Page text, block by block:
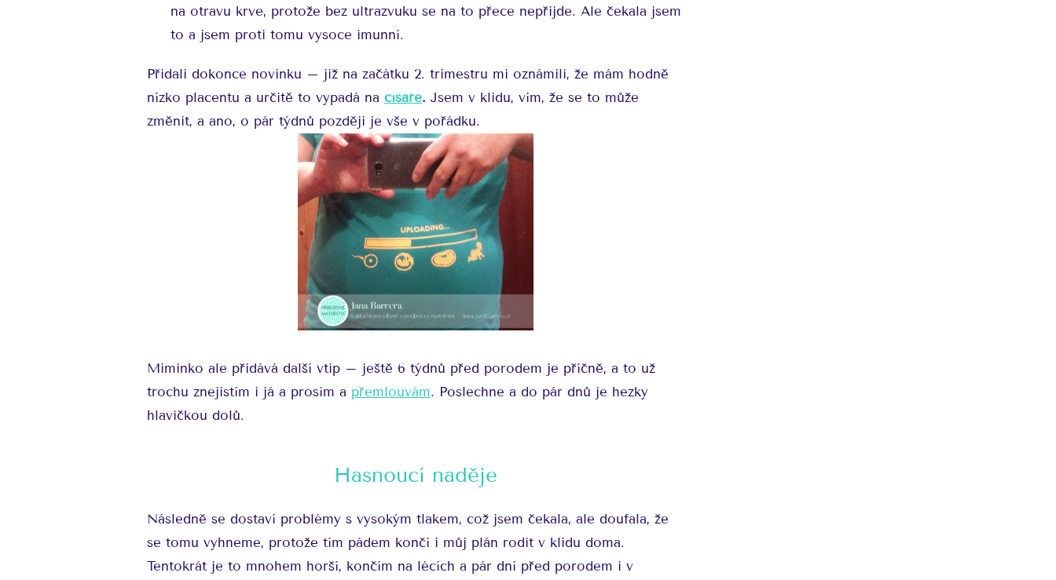
na otravu krve, protože bez ultrazvuku se na to přece nepřijde. Ale čekala jsem
to a jsem proti tomu vysoce imunní.
Přidali dokonce novinku – již na začátku 2. trimestru mi oznámili, že mám hodně
nízko placentu a určitě to vypadá na císaře. Jsem v klidu, vím, že se to může
změnit, a ano, o pár týdnů později je vše v pořádku.
Miminko ale přidává další vtip – ještě 6 týdnů před porodem je příčně, a to už
trochu znejistím i já a prosím a přemlouvám. Poslechne a do pár dnů je hezky
hlavičkou dolů.
Hasnoucí naděje
Následně se dostaví problémy s vysokým tlakem, což jsem čekala, ale doufala, že
se tomu vyhneme, protože tím pádem končí i můj plán rodit v klidu doma.
Tentokrát je to mnohem horší, končím na lécích a pár dní před porodem i v